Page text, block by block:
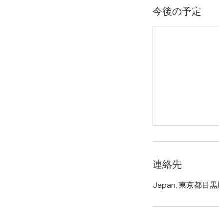
今後の予定
連絡先
Japan, 東京都目